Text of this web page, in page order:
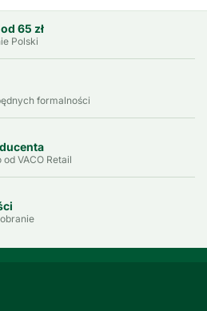
65 zł
Polski
formalności
VACO Retail